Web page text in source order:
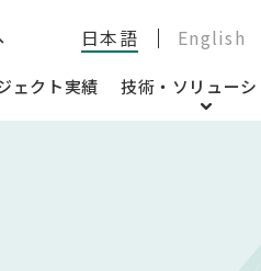
日本語 English
ェクト実績 技術・ソリューシ